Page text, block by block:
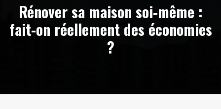
Rénover sa maison soi-même :
fait-on réellement des économies
?